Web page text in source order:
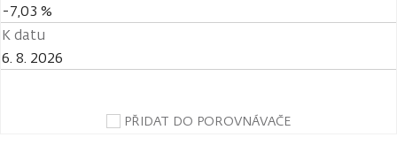
-7,03 %
K datu
6. 8. 2026
PŘIDAT DO POROVNÁVAČE